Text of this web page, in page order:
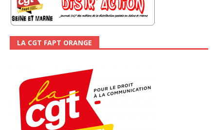
LA CGT FAPT ORANGE